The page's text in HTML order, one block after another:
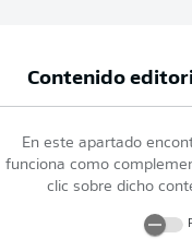
Contenido
En este apartado
funciona como
clic sobre dicho